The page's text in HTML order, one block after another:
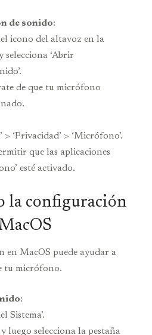
de sonido:
icono del altavoz en la
selecciona ‘Abrir
de que tu micrófono
> ‘Privacidad’ > ‘Micrófono’.
que las aplicaciones
esté activado.
la configuración
MacOS puede ayudar a
tu micrófono.
:
Sistema’.
luego selecciona la pestaña